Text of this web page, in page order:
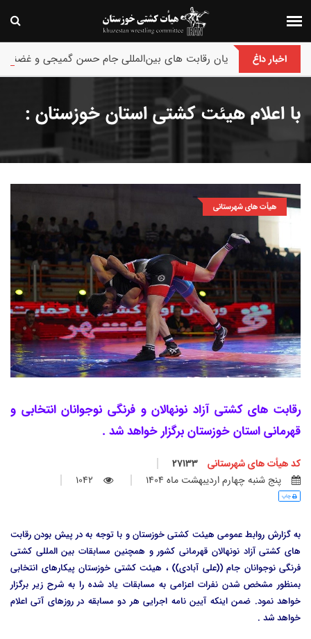
اخبار داغ
پایان رقابت های بین‌المللی جام حسن گمیجی و غضنفر بیلگه /
با اعلام هیئت کشتی استان خوزستان :
هیأت های شهرستانی
رقابت های کشتی آزاد نونهالان و فرنگی نوجوانان انتخابی و
قهرمانی استان خوزستان برگزار خواهد شد .
کد هیأت های شهرستانی
پنج شنبه چهارم ارديبهشت ماه 1404
1042
چاپ
به گزارش روابط عمومی هیئت کشتی خوزستان و با توجه به در پیش بودن رقابت
های کشتی آزاد نونهالان قهرمانی کشور و همچنین مسابقات بین المللی کشتی
فرنگی نوجوانان جام ((علی آبادی)) ، هیئت کشتی خوزستان پیکارهای انتخابی
بمنظور مشخص شدن نفرات اعزامی به مسابقات یاد شده را به شرح زیر برگزار
خواهد نمود. ضمن اینکه آیین نامه اجرایی هر دو مسابقه در روزهای آتی اعلام
خواهد شد .